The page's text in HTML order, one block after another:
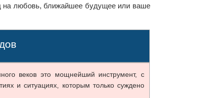
на любовь, ближайшее будущее или ваше
веков это мощнейший инструмент, с
и ситуациях, которым только суждено